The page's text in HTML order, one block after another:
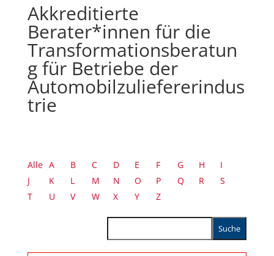
Akkreditierte
Berater*innen für die
Transformationsberatun
g für Betriebe der
Automobilzuliefererindus
trie
Alle A B C D E F G H
I
J
K L M N O P Q R
S
T
U V W X Y Z